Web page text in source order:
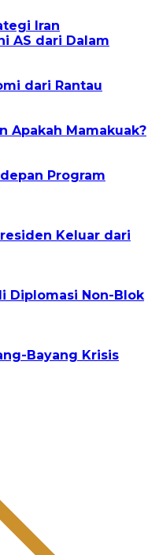
Iran
AS dari Dalam
dari Rantau
Apakah Mamakuak?
Program
Keluar dari
Diplomasi Non-Blok
Bayang Krisis